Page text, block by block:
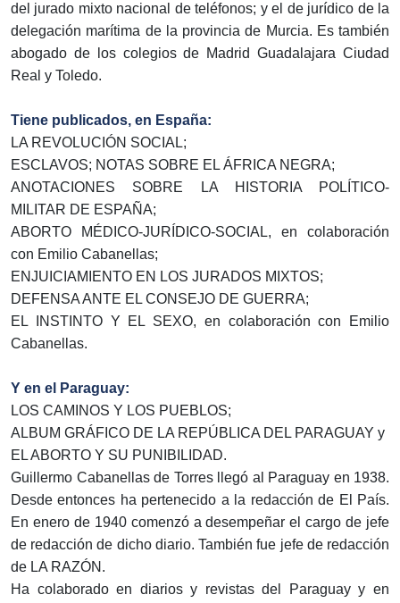
del jurado mixto nacional de teléfonos; y el de jurídico de la
delegación marítima de la provincia de Murcia. Es también
abogado de los colegios de Madrid Guadalajara Ciudad
Real y Toledo.
Tiene publicados, en España:
LA REVOLUCIÓN SOCIAL;
ESCLAVOS; NOTAS SOBRE EL ÁFRICA NEGRA;
ANOTACIONES SOBRE LA HISTORIA POLÍTICO-
MILITAR DE ESPAÑA;
ABORTO MÉDICO-JURÍDICO-SOCIAL, en colaboración
con Emilio Cabanellas;
ENJUICIAMIENTO EN LOS JURADOS MIXTOS;
DEFENSA ANTE EL CONSEJO DE GUERRA;
EL INSTINTO Y EL SEXO, en colaboración con Emilio
Cabanellas.
Y en el Paraguay:
LOS CAMINOS Y LOS PUEBLOS;
ALBUM GRÁFICO DE LA REPÚBLICA DEL PARAGUAY y
EL ABORTO Y SU PUNIBILIDAD.
Guillermo Cabanellas de Torres llegó al Paraguay en 1938.
Desde entonces ha pertenecido a la redacción de El País.
En enero de 1940 comenzó a desempeñar el cargo de jefe
de redacción de dicho diario. También fue jefe de redacción
de LA RAZÓN.
Ha colaborado en diarios y revistas del Paraguay y en